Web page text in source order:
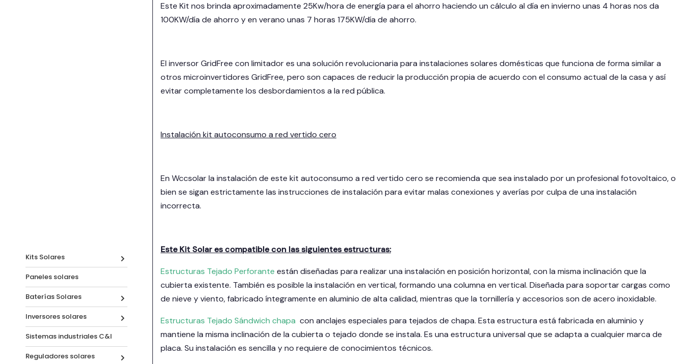
Kits Solares
Paneles solares
Baterías Solares
Inversores solares
Sistemas industriales C&I
Reguladores solares
Este Kit nos brinda aproximadamente 25Kw/hora de energía para el ahorro haciendo un cálculo al día en invierno unas 4 horas nos da
100KW/día de ahorro y en verano unas 7 horas 175KW/día de ahorro.
El inversor GridFree con limitador es una solución revolucionaria para instalaciones solares domésticas que funciona de forma similar a
otros microinvertidores GridFree, pero son capaces de reducir la producción propia de acuerdo con el consumo actual de la casa y así
evitar completamente los desbordamientos a la red pública.
Instalación kit autoconsumo a red vertido cero
En Wccsolar la instalación de este kit autoconsumo a red vertido cero se recomienda que sea instalado por un profesional fotovoltaico, o
bien se sigan estrictamente las instrucciones de instalación para evitar malas conexiones y averías por culpa de una instalación
incorrecta.
Este Kit Solar es compatible con las siguientes estructuras:
Estructuras Tejado Perforante están diseñadas para realizar una instalación en posición horizontal, con la misma inclinación que la
cubierta existente. También es posible la instalación en vertical, formando una columna en vertical. Diseñada para soportar cargas como
de nieve y viento, fabricado íntegramente en aluminio de alta calidad, mientras que la tornillería y accesorios son de acero inoxidable.
Estructuras Tejado Sándwich chapa con anclajes especiales para tejados de chapa. Esta estructura está fabricada en aluminio y
mantiene la misma inclinación de la cubierta o tejado donde se instala. Es una estructura universal que se adapta a cualquier marca de
placa. Su instalación es sencilla y no requiere de conocimientos técnicos.